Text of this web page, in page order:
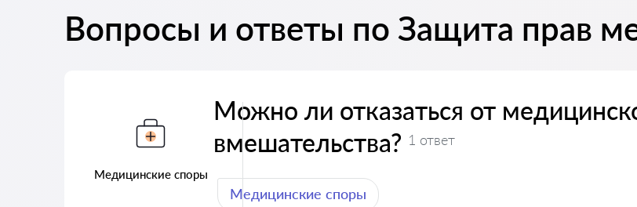
Вопросы и ответы по Защита прав
Медицинские споры
Можно ли отказаться от
вмешательства? 1 ответ
Медицинские споры